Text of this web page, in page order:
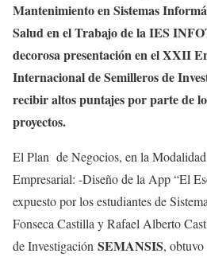
Mantenimiento en Sistemas
Salud en el Trabajo de la IES
decorosa presentación en el XXII
Internacional de Semilleros de
recibir altos puntajes por parte de
proyectos.
El Plan de Negocios, en la
Empresarial: -Diseño de la App “El
expuesto por los estudiantes de
Fonseca Castilla y Rafael Alberto
de Investigación SEMANSIS,